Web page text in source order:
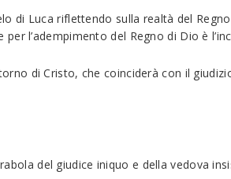
di Luca riflettendo sulla realtà del
l’adempimento del Regno di Dio è
di Cristo, che coinciderà con il
del giudice iniquo e della vedova